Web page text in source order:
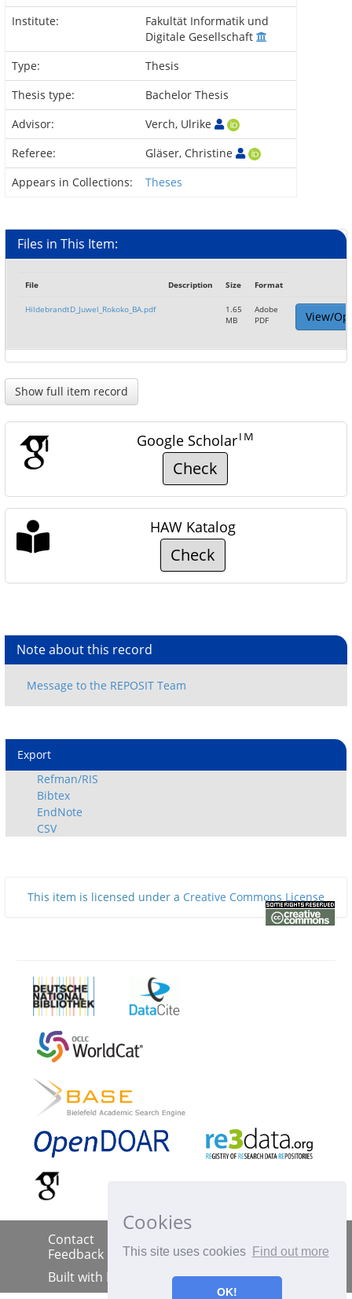
Cookies
This site uses cookies Find out more
OK!
Institute:
Fakultät Informatik und
Digitale Gesellschaft
Type:
Thesis
Thesis type:
Bachelor Thesis
Advisor:
Verch, Ulrike
Referee:
Gläser, Christine
Appears in Collections:
Theses
Files in This Item:
File Description Size Format
HildebrandtD_Juwel_Rokoko_BA.pdf
1.65
MB
Adobe
PDF
View/
Show full item record
Google ScholarTM
Check
HAW Katalog
Check
Note about this record
Export
Refman/RIS
Bibtex
EndNote
CSV
This item is licensed under a Creative Commons License
Contact
Feedback
Built with DSpace-CRIS